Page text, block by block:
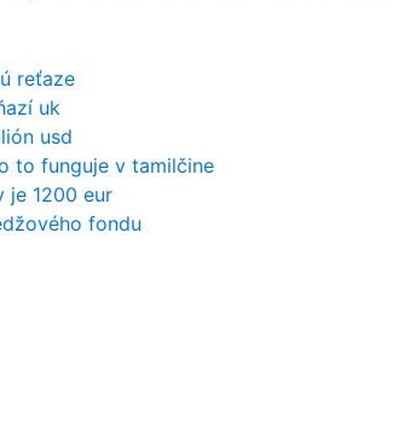
reťaze
uk
usd
to funguje v tamilčine
je 1200 eur
fondu